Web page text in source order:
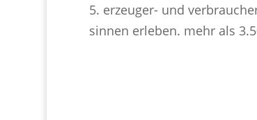
5. erzeuger- und
sinnen erleben. mehr als